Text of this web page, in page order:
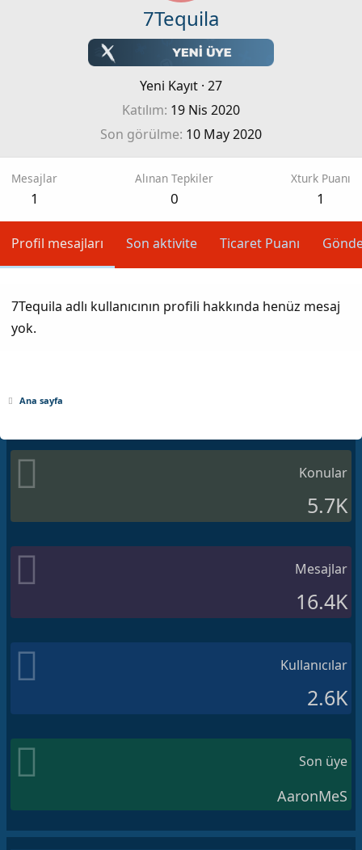
7Tequila
Yeni Kayıt · 27
Katılım 19 Nis 2020
Son görülme 10 May 2020
Mesajlar
1
Alınan Tepkiler
0
Xturk Puanı
1
Profil mesajları Son aktivite Ticaret Puanı
7Tequila adlı kullanıcının profili hakkında henüz mesaj
yok.
Ana sayfa
Konular
5.7K
Mesajlar
16.4K
Kullanıcılar
2.6K
Son üye
AaronMeS